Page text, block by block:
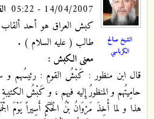
الشيخ صالح
الكرباسي
14/04/2007 - 05:22
كبش العراق هو أحد ألقاب
طالب ( عليه السلام ) .
معنى الكبش :
قال ابن منظور : كَبْشُ‏ القومِ : رئيسُهم
حامِيتُهم و المنظورُ إِليه فيهم ، و كَبْشُ‏
هذا و لما أُخِذَ مَرْوَانُ بْنُ الْحَكَمِ أَسِيراً يَوْمَ